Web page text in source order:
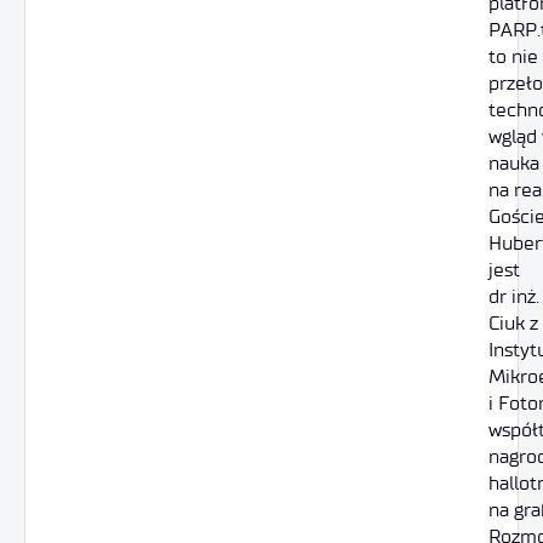
to nie
wgląd
na
jest
dr
Ciuk
i
na